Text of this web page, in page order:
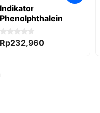
Indikator
Phenolphthalein
0
o
Rp232,960